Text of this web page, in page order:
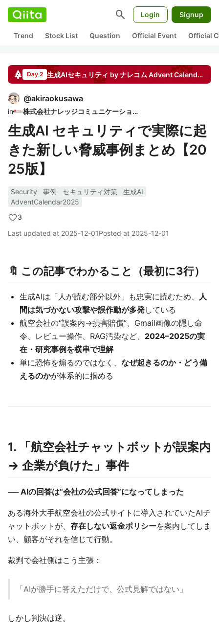
search Login Signup
Trend Stock List Question Official Event Official
Day 2 生成AIセキュリティ by ナレコム Advent Calendar
@akiraokusawa
in 株式会社ナレッジコミュニケーション
生成AI セキュリティで実際に起
きた新しい脅威事例まとめ【20
25版】
Security 事例 セキュリティ対策
生成AI
AdventCalendar2025
3
Last updated at 2025-12-01Posted at 2025-12-01
🔖 この記事でわかること（最初に3行）
生成AIは「人が読む部分以外」も忠実に読むため、 人
間は気づかない攻撃や誤作動が多発している
航空会社の“誤案内→損害賠償”、Gmail画像の隠し命
令、レビュー操作、RAG汚染など、 2024–2025の実
在・研究事例を横串で理解
単に恐怖を煽るのではなく、 なぜ起きるのか・どう備
えるのかが体系的に掴める
1. 「航空会社チャットボットが誤案内
→ 企業が負けた」事件
── AIの回答は“会社の公式回答”になってしまった
ある海外大手航空会社の公式サイトに導入されていたAIチ
ャットボットが、 存在しない返金ポリシーを案内してしま
い、顧客がそれを信じて行動。
裁判で会社側はこう主張：
「AIが勝手に答えただけで、公式見解ではない」
しかし判決は逆。